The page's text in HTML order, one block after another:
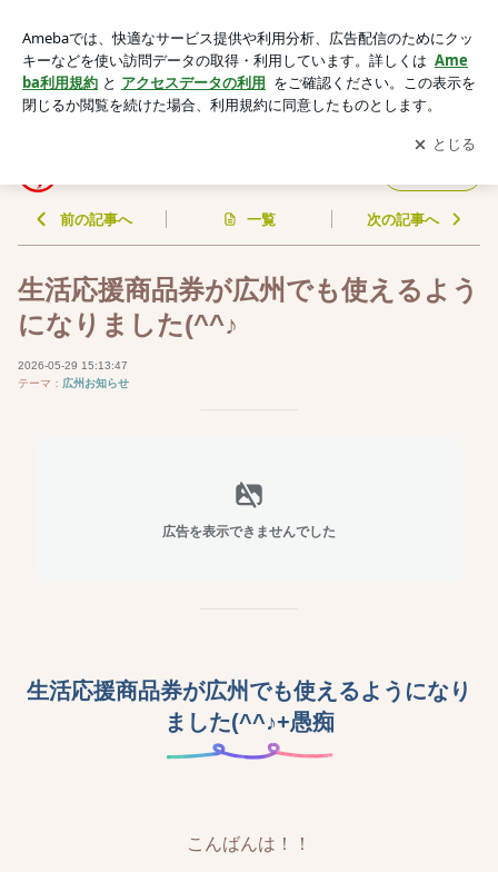
佳孝の『食から始まる幸せを』
アプリをダウンロードして ブログの更新通知
を受け取りまし
ょう。
開く
前の記事へ 一覧 次の記事へ
生活応援商品券が広州でも使えるよう
になりました(^^♪
2026-05-29 15:13:47
テーマ： 広州お知らせ
広告を表示できませんでした
生活応援商品券が広州でも使えるようになり
ました(^^♪+愚痴
こんばんは！！